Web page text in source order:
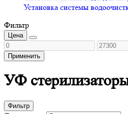
Установка системы
Фильтр
Цена
Применить
УФ
Фильтр